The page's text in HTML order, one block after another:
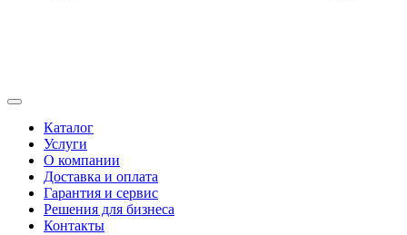
Каталог
Услуги
О компании
Доставка и оплата
Гарантия и сервис
Решения для бизнеса
Контакты